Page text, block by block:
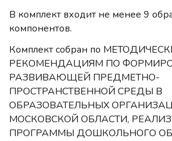
В комплект входит не менее 9
компонентов.
Комплект собран по
РЕКОМЕНДАЦИЯМ ПО
РАЗВИВАЮЩЕЙ ПРЕДМЕТНО-
ПРОСТРАНСТВЕННОЙ СРЕДЫ В
ОБРАЗОВАТЕЛЬНЫХ
МОСКОВСКОЙ ОБЛАСТИ,
ПРОГРАММЫ ДОШКОЛЬНОГО